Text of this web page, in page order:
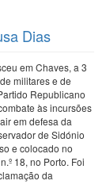
Dias
em Chaves, a 3
militares e de
Republicano
às incursões
em defesa da
de Sidónio
e colocado no
18, no Porto. Foi
da